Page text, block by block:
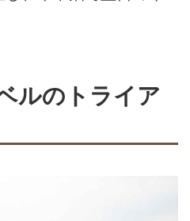
ルのトライア